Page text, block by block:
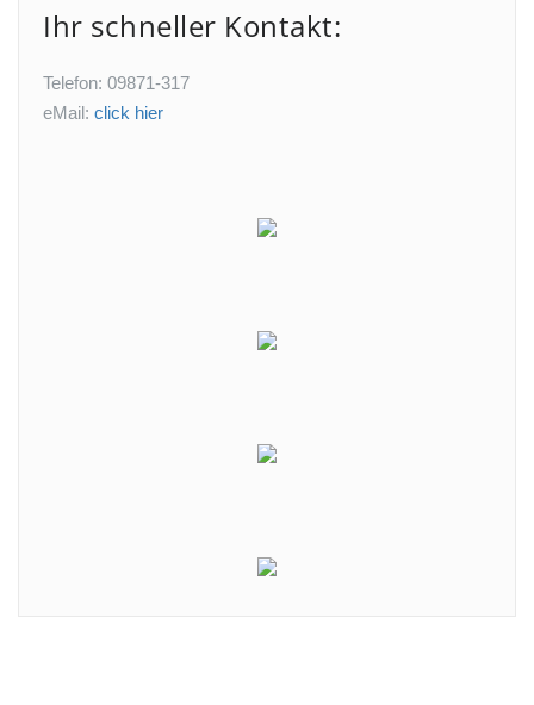
Ihr schneller Kontakt:
Telefon: 09871-317
eMail: click hier